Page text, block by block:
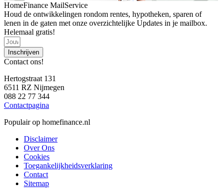
HomeFinance MailService
Houd de ontwikkelingen rondom rentes, hypotheken, sparen of
lenen in de gaten met onze overzichtelijke Updates in je mailbox.
Helemaal gratis!
Inschrijven
Contact ons!
Hertogstraat 131
6511 RZ Nijmegen
088 22 77 344
Contactpagina
Populair op homefinance.nl
Disclaimer
Over Ons
Cookies
Toegankelijkheidsverklaring
Contact
Sitemap